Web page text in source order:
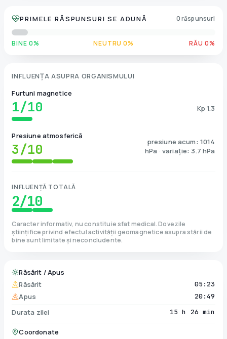
PRIMELE RĂSPUNSURI SE ADUNĂ 0 răspunsuri
BINE 0% NEUTRU 0% RĂU 0%
INFLUENȚA ASUPRA ORGANISMULUI
Furtuni magnetice
1/10 Kp 1.3
Presiune atmosferică
3/10
presiune acum: 1014
hPa · variație: 3.7 hPa
INFLUENȚĂ TOTALĂ
2/10
Caracter informativ, nu constituie sfat medical. Dovezile
științifice privind efectul activității geomagnetice asupra stării de
bine sunt limitate și neconcludente.
Răsărit / Apus
Răsărit
05:23
Apus 20:49
Durata zilei 15 h 26 min
Coordonate